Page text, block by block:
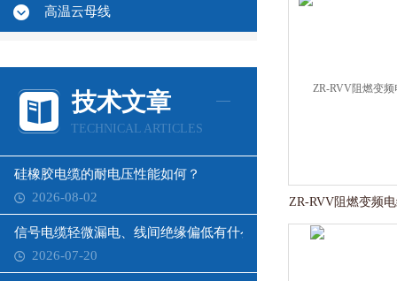
高温云母线
技术文章
TECHNICAL ARTICLES
硅橡胶电缆的耐电压性能如何？
2026-08-02
信号电缆轻微漏电、线间绝缘偏低有什么影响？
2026-07-20
ZR-RVV阻燃变频